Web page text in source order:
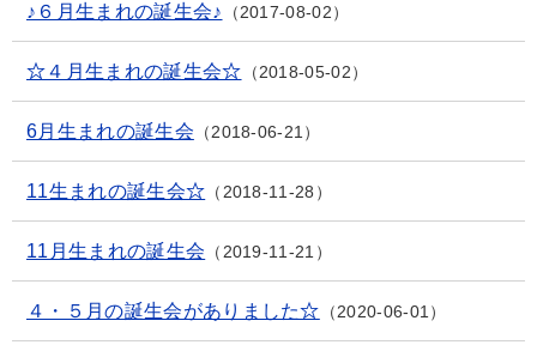
♪６月生まれの誕生会♪ 2017-08-02
☆４月生まれの誕生会☆ 2018-05-02
6月生まれの誕生会 2018-06-21
11生まれの誕生会☆ 2018-11-28
11月生まれの誕生会 2019-11-21
４・５月の誕生会がありました☆ 2020-06-01